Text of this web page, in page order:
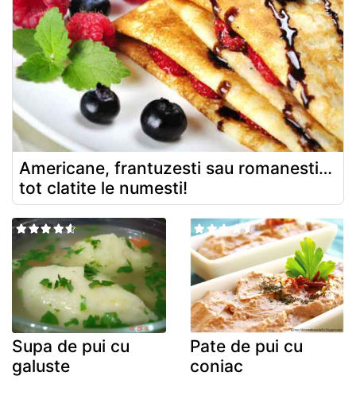
Americane, frantuzesti sau romanesti…
tot clatite le numesti!
Supa de pui cu
galuste
Pate de pui cu
coniac